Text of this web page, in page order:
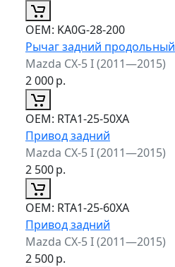
ОЕМ: KA0G-28-200
Рычаг задний продольный
Mazda CX-5 I (2011—2015)
2 000р.
ОЕМ: RTA1-25-50XA
Привод задний
Mazda CX-5 I (2011—2015)
2 500р.
ОЕМ: RTA1-25-60XA
Привод задний
Mazda CX-5 I (2011—2015)
2 500р.